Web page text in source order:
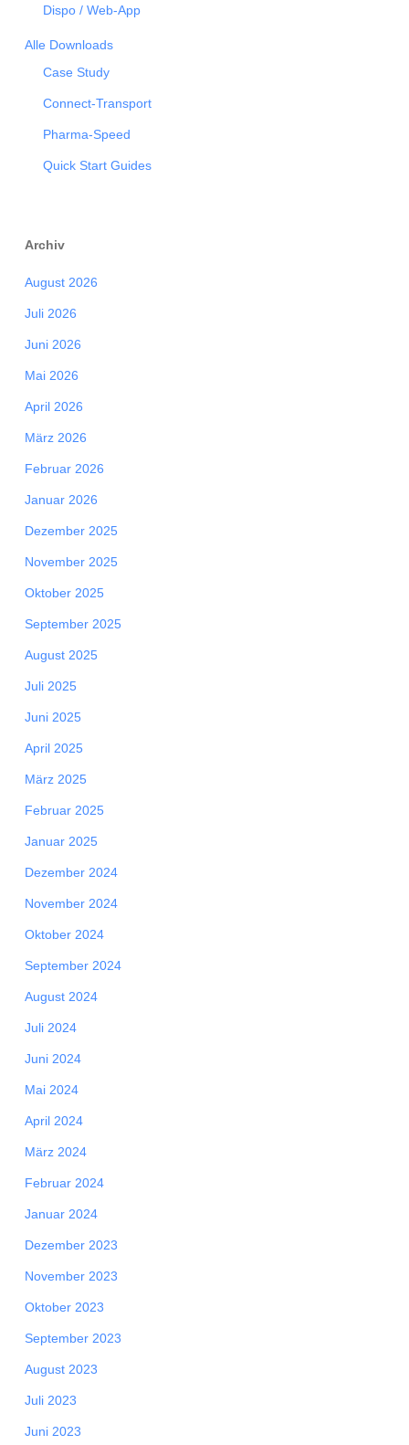
Dispo / Web-App
Alle Downloads
Case Study
Connect-Transport
Pharma-Speed
Quick Start Guides
Archiv
August 2026
Juli 2026
Juni 2026
Mai 2026
April 2026
März 2026
Februar 2026
Januar 2026
Dezember 2025
November 2025
Oktober 2025
September 2025
August 2025
Juli 2025
Juni 2025
April 2025
März 2025
Februar 2025
Januar 2025
Dezember 2024
November 2024
Oktober 2024
September 2024
August 2024
Juli 2024
Juni 2024
Mai 2024
April 2024
März 2024
Februar 2024
Januar 2024
Dezember 2023
November 2023
Oktober 2023
September 2023
August 2023
Juli 2023
Juni 2023